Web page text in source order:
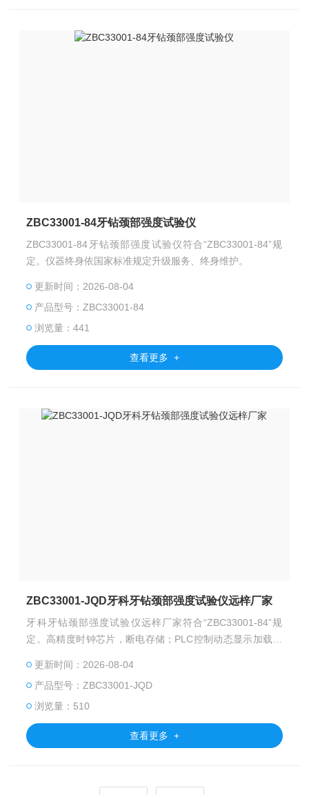
ZBC33001-84牙钻颈部强度试验仪
ZBC33001-84牙钻颈部强度试验仪符合“ZBC33001-84”规
定。仪器终身依国家标准规定升级服务、终身维护。
更新时间：2026-08-04
产品型号：ZBC33001-84
浏览量：441
查看更多 +
ZBC33001-JQD牙科牙钻颈部强度试验仪远梓厂家
牙科牙钻颈部强度试验仪远梓厂家符合“ZBC33001-84”规
定。高精度时钟芯片，断电存储；PLC控制动态显示加载力
更新时间：2026-08-04
产品型号：ZBC33001-JQD
浏览量：510
查看更多 +